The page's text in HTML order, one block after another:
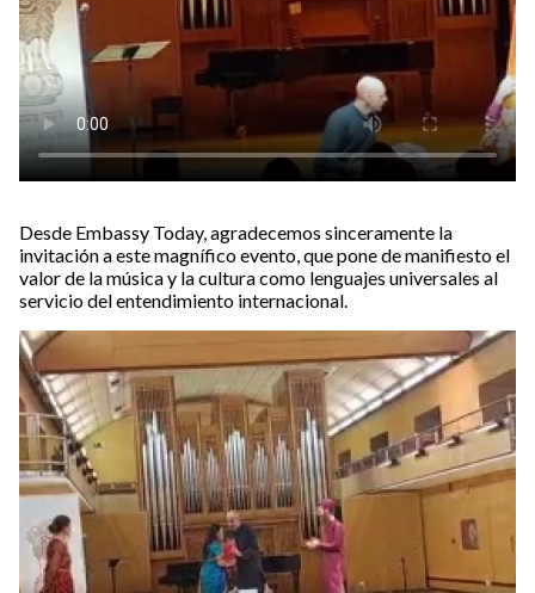
Desde Embassy Today, agradecemos sinceramente la
invitación a este magnífico evento, que pone de manifiesto el
valor de la música y la cultura como lenguajes universales al
servicio del entendimiento internacional.